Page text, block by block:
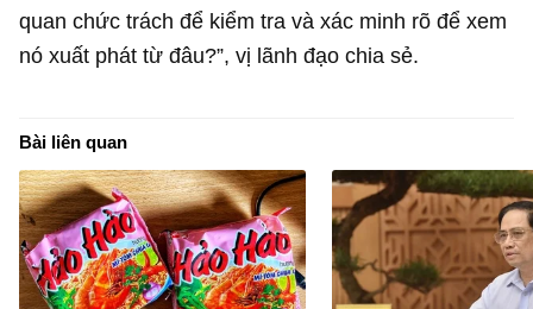
quan chức trách để kiểm tra và xác minh rõ để xem
nó xuất phát từ đâu?”, vị lãnh đạo chia sẻ.
Bài liên quan